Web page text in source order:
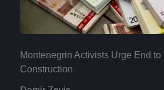
Montenegrin Activists Urge End
Construction